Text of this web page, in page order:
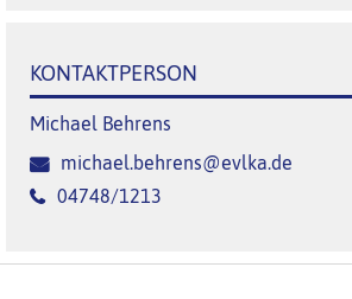
KONTAKTPERSON
Michael Behrens
michael.behrens@evlka.de
04748/1213